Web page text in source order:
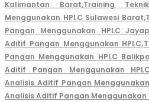
Kalimantan Barat,Training
Menggunakan HPLC Sulawesi Barat,
Pangan Menggunakan HPLC
Aditif Pangan Menggunakan HPLC,
Pangan Menggunakan HPLC
Aditif Pangan Menggunakan
Analisis Aditif Pangan Menggunakan
Analisis Aditif Pangan Menggunakan